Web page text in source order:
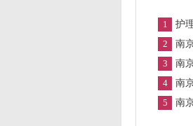
1
护
2
南
3
南
4
南
5
南